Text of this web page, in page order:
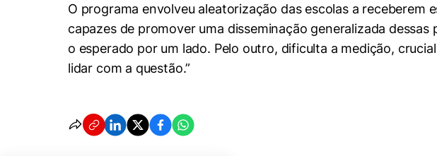
O programa envolveu aleatorização das escolas a
capazes de promover uma disseminação generalizada
o esperado por um lado. Pelo outro, dificulta a medição,
lidar com a questão.”
Cookies de preferências de usuário